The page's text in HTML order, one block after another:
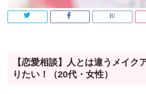
【恋愛相談】人とは違うメイク
りたい！（20代・女性）